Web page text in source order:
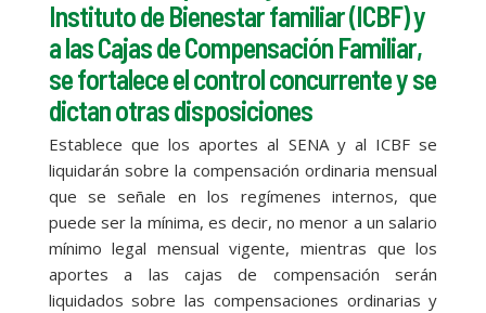
Instituto de Bienestar familiar (ICBF) y
a las Cajas de Compensación Familiar,
se fortalece el control concurrente y se
dictan otras disposiciones
Establece que los aportes al SENA y al ICBF se
liquidarán sobre la compensación ordinaria mensual
que se señale en los regímenes internos, que
puede ser la mínima, es decir, no menor a un salario
mínimo legal mensual vigente, mientras que los
aportes a las cajas de compensación serán
liquidados sobre las compensaciones ordinarias y